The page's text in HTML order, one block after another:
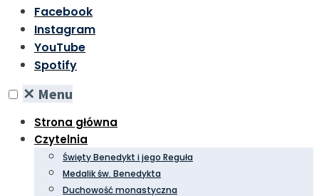
Facebook
Instagram
YouTube
Spotify
✕ Menu
Strona główna
Czytelnia
Święty Benedykt i jego Reguła
Medalik św. Benedykta
Duchowość monastyczna